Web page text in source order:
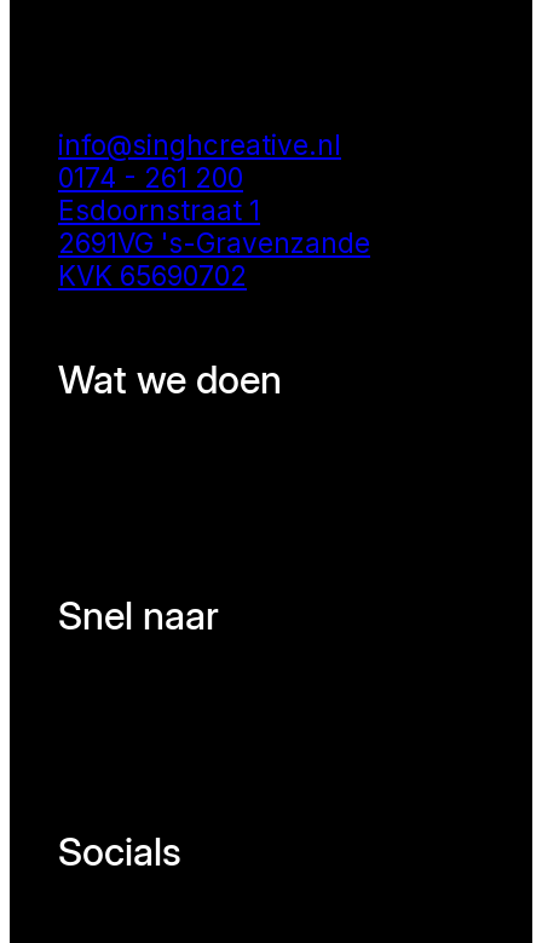
info@singhcreative.nl
0174 - 261 200
Esdoornstraat 1
2691VG 's-Gravenzande
KVK 65690702
Wat we doen
Snel naar
Socials